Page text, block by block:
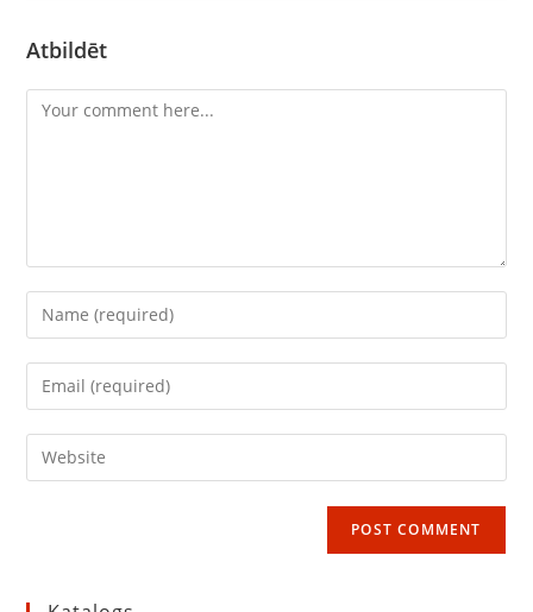
Atbildēt
Comment
Enter
your
name
comment
Enter
your
email
address
Enter
your